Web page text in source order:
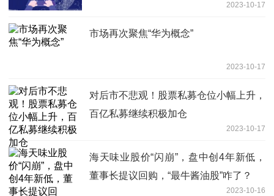
2023-10-17
市场再次聚焦“华为概念”
2023-10-17
对后市不悲观！股票私募仓位小幅上升，
百亿私募继续积极加仓
2023-10-17
海天味业股价“闪崩”，盘中创4年新低，
董事长提议回购，“最牛酱油股”咋了？
2023-10-16